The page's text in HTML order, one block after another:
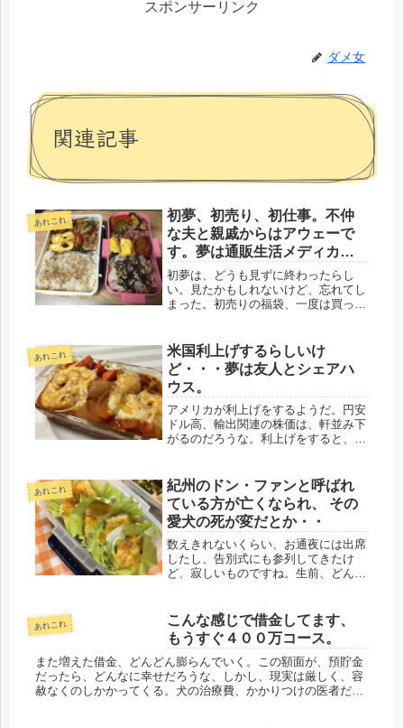
スポンサーリンク
ダメ女
関連記事
あれこれ
初夢、初売り、初仕事。不仲
な夫と親戚からはアウェーで
す。夢は通販生活メディカル
枕～
初夢は、どうも見ずに終わったらし
い。見たかもしれないけど、忘れてし
まった。初売りの福袋、一度は買って
日、３日から仕事だった。さすがに電
話は少なかった。電車も空いていて座
れた、...
あれこれ
米国利上げするらしいけ
ど・・・夢は友人とシェアハ
ウス。
アメリカが利上げをするようだ。円安
ドル高、輸出関連の株価は、軒並み下
がるのだろうな。利上げをすると、設
資に励む、またリーマンみたいな事に
ならなきゃいいけど・・・。日本まで
景...
あれこれ
紀州のドン・ファンと呼ばれ
ている方が亡くなられ、 その
愛犬の死が変だとか・・
数えきれないくらい、お通夜には出席
したし、告別式にも参列してきたけ
ど、寂しいものですね。生前、どんな
な・・・と思いながら帰ってきまし
た。昨日、参列した方のは、ムチャク
チャ怖い...
あれこれ
こんな感じで借金してます、
もうすぐ４００万コース。
また増えた借金、どんどん膨らんでいく。この額面が、預貯金
だったら、どんなに幸せだろうな、しかし、現実は厳しく、容
赦なくのしかかってくる。犬の治療費、かかりつけの医者だっ